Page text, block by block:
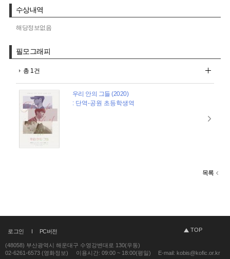
수상내역
해당정보없음
필모그래피
총 1건
우리 안의 그들 (2020)
: 단역-공원 초등학생역
목록
로그인 PC버전 TOP
(48058) 부산광역시 해운대구 수영강변대로 130(우동)
02-6261-6573 (영화정보)
이용시간: 09:00 ~ 18:00(평일) E-mail: kobis@kofic.or.kr